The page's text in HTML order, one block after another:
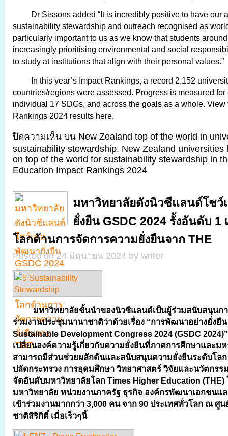
Dr Sissons added “It is incredibly positive to have our
sustainability stewardship and outreach recognised as
particularly important to us as we know that students
increasingly prioritising environmental and social
to study at institutions that align with their personal values.”
In this year’s Impact Rankings, a record 2,152
countries/regions were assessed. Progress is measured for
individual 17 SDGs, and across the goals as a whole. View
Rankings 2024 results here.
ปิดความเห็น บน New Zealand top of the world in
sustainability stewardship. New Zealand universities
on top of the world for sustainability stewardship in
Education Impact Rankings 2024
มหาวิทยาลัยดังนิวซีแลนด์โช
ยั่งยืน GSDC 2024 รั้งอันดับ 1
โลกด้านการจัดการความยั่งยืนจาก THE
Posted on 24 มิถุนายน 2024 by writer
มหาวิทยาลัยชั้นนำของนิวซีแลนด์เป็นผู้ร่วมสนับสนุนกา
ร่วมงานประชุมนานาชาติว่าด้วยเรื่อง “การพัฒนาอย่างยั่งยืน
Sustainable Development Congress 2024 (GSDC
เปลี่ยนองค์ความรู้เกี่ยวกับความยั่งยืนที่ภาคการศึกษาและม
สามารถมีส่วนช่วยผลักดันและสนับสนุนความยั่งยืนระดับโล
ปลัดกระทรวง การอุดมศึกษา วิทยาศาสตร์ วิจัยและนวัตกรร
จัดอันดับมหาวิทยาลัยโลก Times Higher Education (THE)
มหาวิทยาลัย หน่วยงานภาครัฐ ธุรกิจ องค์กรพัฒนาเอกชนแ
เข้าร่วมงานมากกว่า 3,000 คน จาก 90 ประเทศทั่วโลก ณ ศู
ชาติสิริกิติ์ เมื่อเร็วๆนี้